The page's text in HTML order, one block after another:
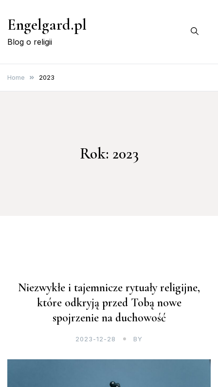
content
Engelgard.pl
Blog o religii
Home 2023
Rok: 2023
Niezwykłe i tajemnicze rytuały religijne,
które odkryją przed Tobą nowe
spojrzenie na duchowość
2023-12-28 BY